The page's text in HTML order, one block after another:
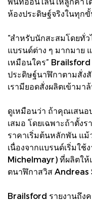
ห้องประดิษฐ์จริงในทุก
“สำหรับนักสะสมโดยทั่
แบรนด์ต่าง ๆ มากมาย
เหมือนใคร” Brailsford
ประดิษฐ์นาฬิกาตามสั่ง
เรามียอดสั่งผลิตเข้ามา
ดูเหมือนว่า ถ้าคุณเสนอ
เสมอ โดยเฉพาะถ้าตั้ง
ราคาเริ่มต้นหลักพัน แ
เนื่องจากแบรนด์เริ่มใ
Michelmayr) ที่ผลิตให้
ตนาฬิกาสวิส Andreas
Brailsford รายงานถึง